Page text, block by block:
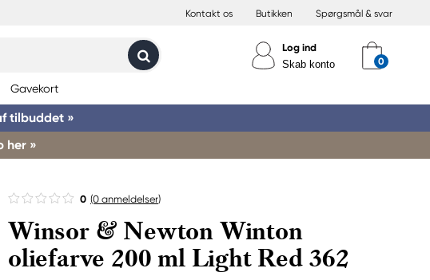
Kontakt os Butikken Spørgsmål & svar
Log ind
Skab konto
Gavekort
tilbuddet »
her »
0 (0 anmeldelser)
Winsor & Newton Winton
oliefarve 200 ml Light Red 362